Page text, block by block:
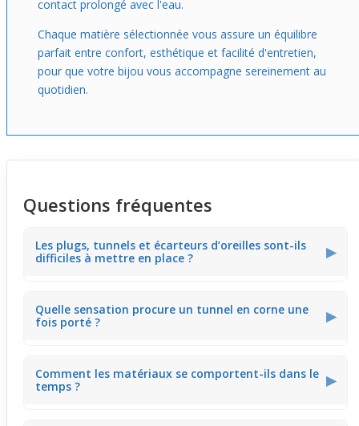
contact prolongé avec l'eau.
Chaque matière sélectionnée vous assure un équilibre
parfait entre confort, esthétique et facilité d'entretien,
pour que votre bijou vous accompagne sereinement au
quotidien.
Questions fréquentes
Les plugs, tunnels et écarteurs d’oreilles sont-ils
difficiles à mettre en place ?
▶
modèles courbés, comme le tunnel en corne, épousent
naturellement la forme du lobe pour un positionnement
Quelle sensation procure un tunnel en corne une
fois porté ?
▶
un contact doux au toucher qui s’adapte bien au lobe
sans sensation d’irritation.
Comment les matériaux se comportent-ils dans le
temps ?
▶